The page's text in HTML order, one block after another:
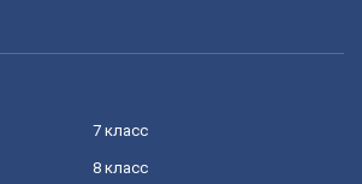
7 класс
8 класс